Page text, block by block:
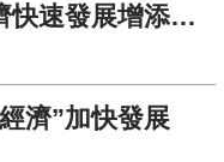
“飛地經濟”為瀋陽縣域經濟快速發展增添新動力
濟”加快發展